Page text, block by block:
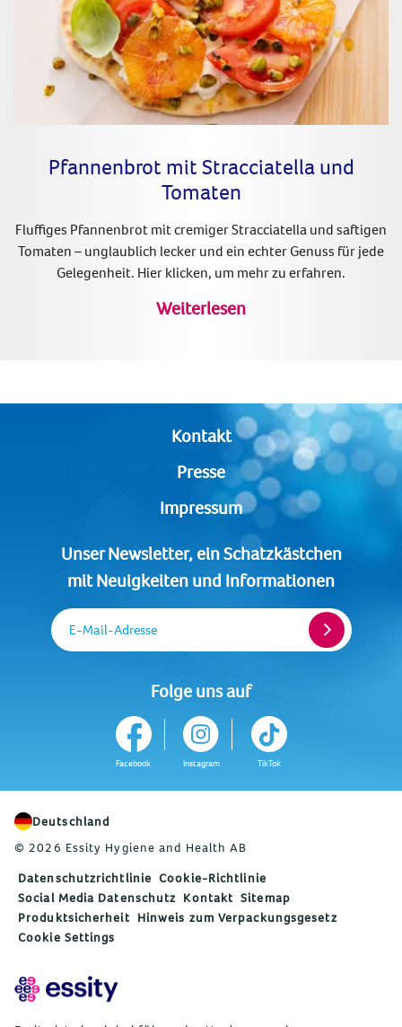
Pfannenbrot mit Stracciatella und
Tomaten
Fluffiges Pfannenbrot mit cremiger Stracciatella und saftigen
Tomaten – unglaublich lecker und ein echter Genuss für jede
Gelegenheit. Hier klicken, um mehr zu erfahren.
Weiterlesen
Kontakt
Presse
Impressum
Unser Newsletter, ein Schatzkästchen
mit Neuigkeiten und Informationen
E-Mail-Adresse
Folge uns auf
Facebook Instagram TikTok
Deutschland
© 2026 Essity Hygiene and Health AB
Datenschutzrichtlinie Cookie-Richtlinie
Social Media Datenschutz Kontakt Sitemap
Produktsicherheit Hinweis zum Verpackungsgesetz
Cookie Settings